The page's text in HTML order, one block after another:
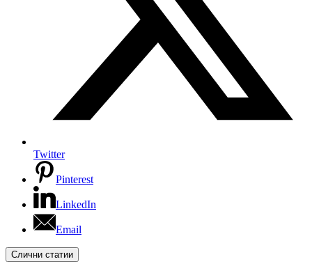
Twitter
Pinterest
LinkedIn
Email
Слични статии